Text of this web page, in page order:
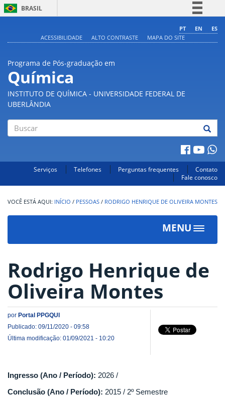
BRASIL
Comunica BR
PT EN
ES
ACESSIBILIDADE
ALTO CONTRASTE MAPA DO SITE
Programa de Pós-graduação em
Química
INSTITUTO DE QUÍMICA - UNIVERSIDADE FEDERAL DE
UBERLÂNDIA
Serviços Telefones Perguntas frequentes
Contato
Fale conosco
INÍCIO / PESSOAS / RODRIGO HENRIQUE DE OLIVEIRA MONTES
MENU
Toggle
Rodrigo Henrique de
Oliveira Montes
por Portal PPGQUI
Publicado: 09/11/2020 - 09:58
Última modificação: 01/09/2021 - 10:20
Ingresso (Ano / Período): 2026 /
Conclusão (Ano / Período): 2015 / 2º Semestre